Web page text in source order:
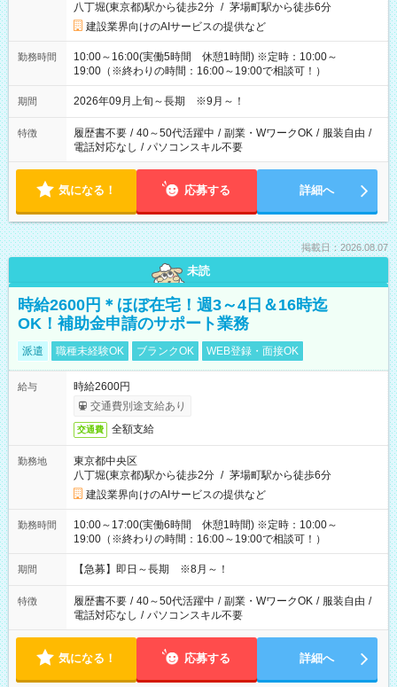
八丁堀(東京都)駅から徒歩2分 / 茅場町駅から徒歩6分
建設業界向けのAIサービスの提供など
勤務時間
10:00～16:00(実働5時間 休憩1時間) ※定時：10:00～
19:00（※終わりの時間：16:00～19:00で相談可！）
期間 2026年09月上旬～長期 ※9月～！
特徴 履歴書不要 / 40～50代活躍中 / 副業・WワークOK / 服装自由 /
電話対応なし / パソコンスキル不要
気になる！ 応募する 詳細へ
掲載日：2026.08.07
未読
時給2600円＊ほぼ在宅！週3～4日＆16時迄
OK！補助金申請のサポート業務
派遣 職種未経験OK ブランクOK WEB登録・面接OK
給与
時給2600円
交通費別途支給あり
交通費 全額支給
勤務地
東京都中央区
八丁堀(東京都)駅から徒歩2分 / 茅場町駅から徒歩6分
建設業界向けのAIサービスの提供など
勤務時間
10:00～17:00(実働6時間 休憩1時間) ※定時：10:00～
19:00（※終わりの時間：16:00～19:00で相談可！）
期間 【急募】即日～長期 ※8月～！
特徴 履歴書不要 / 40～50代活躍中 / 副業・WワークOK / 服装自由 /
電話対応なし / パソコンスキル不要
気になる！ 応募する 詳細へ